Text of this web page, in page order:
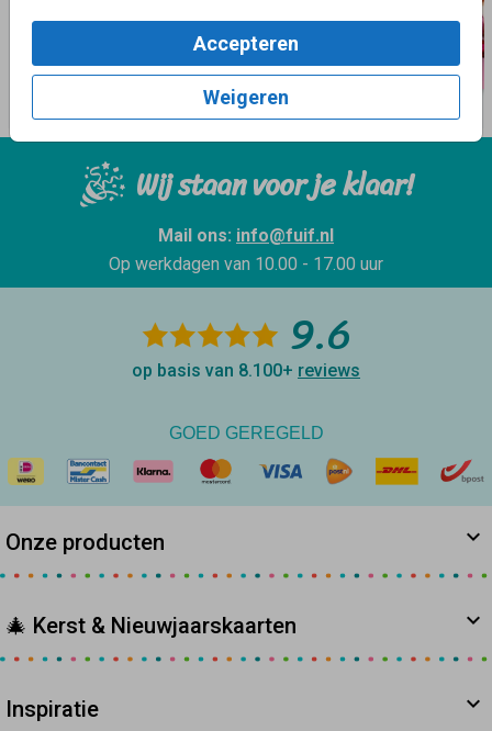
Accepteren
Weigeren
Wij staan voor je klaar!
Mail ons: info@fuif.nl
Op werkdagen van 10.00 - 17.00 uur
9.6
op basis van 8.100+ reviews
GOED GEREGELD
Onze producten
🎄 Kerst & Nieuwjaarskaarten
Inspiratie